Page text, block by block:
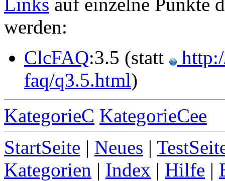
werden:
ClcFAQ:3.5 (statt
faq/q3.5.html)
KategorieC KategorieCee
StartSeite | Neues |
Kategorien | Index | Hilfe |